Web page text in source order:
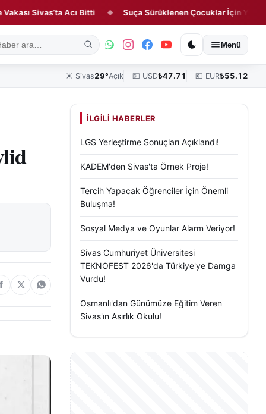
Sivas’ta Acı Bitti ◆ Suça Sürüklenen Çocuklar İçin Yeni İnfaz
Kültür, Sanat ve Tarih Yaşam Sivas Vefat Edenler Köşe
Menü
☀️ Sivas29°Açık 💵 USD₺47.71 💶 EUR₺55.12
İLGILI HABERLER
LGS Yerleştirme Sonuçları Açıklandı!
KADEM'den Sivas'ta Örnek Proje!
Tercih Yapacak Öğrenciler İçin Önemli
Buluşma!
Sosyal Medya ve Oyunlar Alarm Veriyor!
Sivas Cumhuriyet Üniversitesi
TEKNOFEST 2026'da Türkiye'ye Damga
Vurdu!
Osmanlı'dan Günümüze Eğitim Veren
Sivas'ın Asırlık Okulu!